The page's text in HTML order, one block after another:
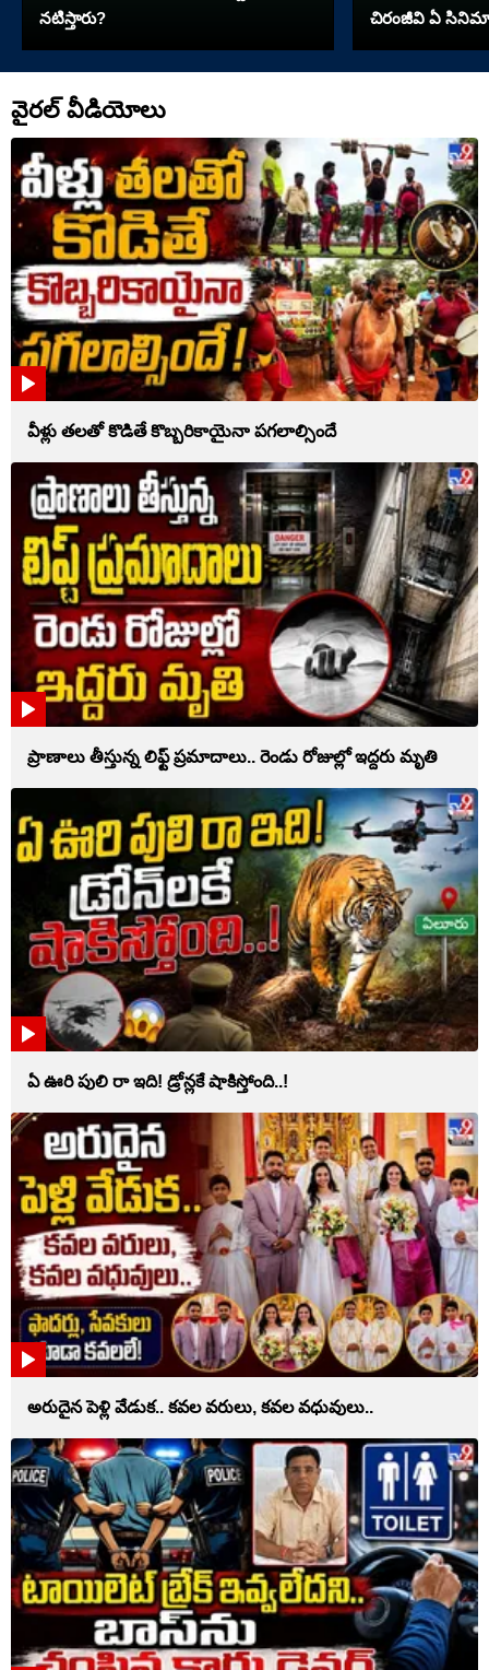
నటిస్తారు?
చిరంజీవి ఏ సినిమా
వైరల్ వీడియోలు
వీళ్లు తలతో కొడితే కొబ్బరికాయైనా పగలాల్సిందే
ప్రాణాలు తీస్తున్న లిఫ్ట్‌ ప్రమాదాలు.. రెండు రోజుల్లో ఇద్దరు మృతి
ఏ ఊరి పులి రా ఇది! డ్రోన్లకే షాకిస్తోంది..!
అరుదైన పెళ్లి వేడుక.. కవల వరులు, కవల వధువులు..